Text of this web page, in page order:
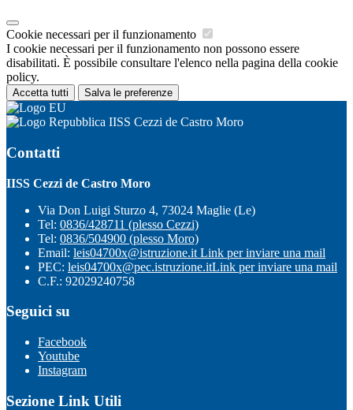
Cookie necessari per il funzionamento
I cookie necessari per il funzionamento non possono essere
disabilitati. È possibile consultare l'elenco nella pagina della cookie
policy.
Accetta tutti Salva le preferenze
IISS Cezzi de Castro Moro
Contatti
IISS Cezzi de Castro Moro
Via Don Luigi Sturzo 4, 73024 Maglie (Le)
Tel: 0836/428711 (plesso Cezzi)
Tel: 0836/504900 (plesso Moro)
Email: leis04700x@istruzione.it Link per inviare una mail
PEC: leis04700x@pec.istruzione.itLink per inviare una mail
C.F.: 92029240758
Seguici su
Facebook
Youtube
Instagram
Sezione Link Utili